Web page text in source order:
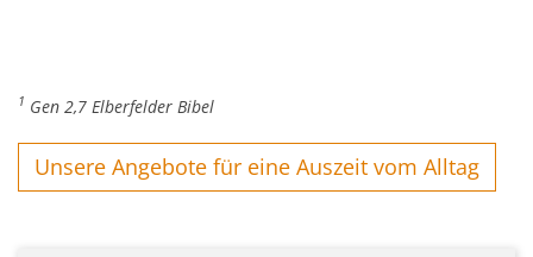
1 Gen 2,7 Elberfelder Bibel
Unsere Angebote für eine Auszeit vom Alltag